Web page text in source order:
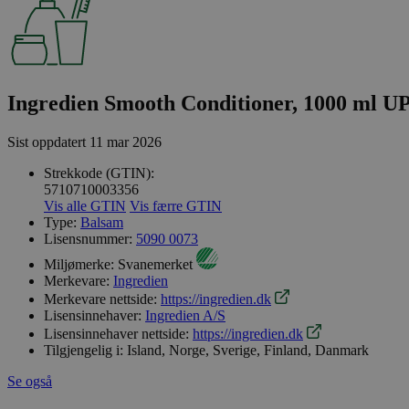
Ingredien Smooth Conditioner, 1000 ml
Sist oppdatert 11 mar 2026
Strekkode (GTIN):
5710710003356
Vis alle GTIN Vis færre GTIN
Type: Balsam
Lisensnummer: 5090 0073
Miljømerke: Svanemerket
Merkevare: Ingredien
Merkevare nettside: https://ingredien.dk
Lisensinnehaver: Ingredien A/S
Lisensinnehaver nettside: https://ingredien.dk
Tilgjengelig i: Island, Norge, Sverige, Finland, Danmark
Se også